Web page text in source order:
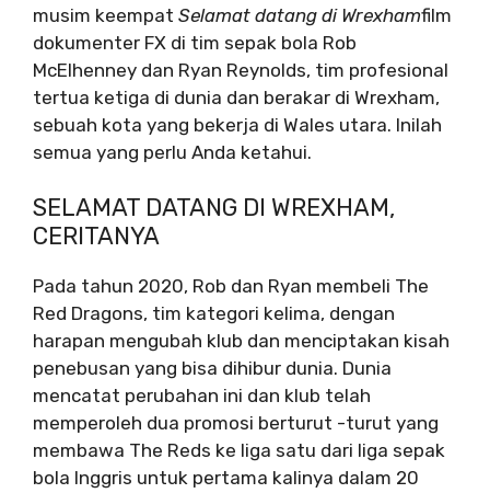
musim keempat Selamat datang di Wrexhamfilm
dokumenter FX di tim sepak bola Rob
McElhenney dan Ryan Reynolds, tim profesional
tertua ketiga di dunia dan berakar di Wrexham,
sebuah kota yang bekerja di Wales utara. Inilah
semua yang perlu Anda ketahui.
SELAMAT DATANG DI WREXHAM,
CERITANYA
Pada tahun 2020, Rob dan Ryan membeli The
Red Dragons, tim kategori kelima, dengan
harapan mengubah klub dan menciptakan kisah
penebusan yang bisa dihibur dunia. Dunia
mencatat perubahan ini dan klub telah
memperoleh dua promosi berturut -turut yang
membawa The Reds ke liga satu dari liga sepak
bola Inggris untuk pertama kalinya dalam 20